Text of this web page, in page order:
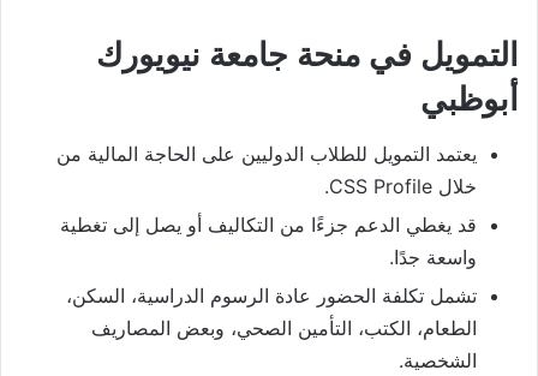
التمويل في منحة جامعة نيويورك
أبوظبي
يعتمد التمويل للطلاب الدوليين على الحاجة المالية من
خلال CSS Profile.
قد يغطي الدعم جزءًا من التكاليف أو يصل إلى تغطية
واسعة جدًا.
تشمل تكلفة الحضور عادة الرسوم الدراسية، السكن،
الطعام، الكتب، التأمين الصحي، وبعض المصاريف
الشخصية.